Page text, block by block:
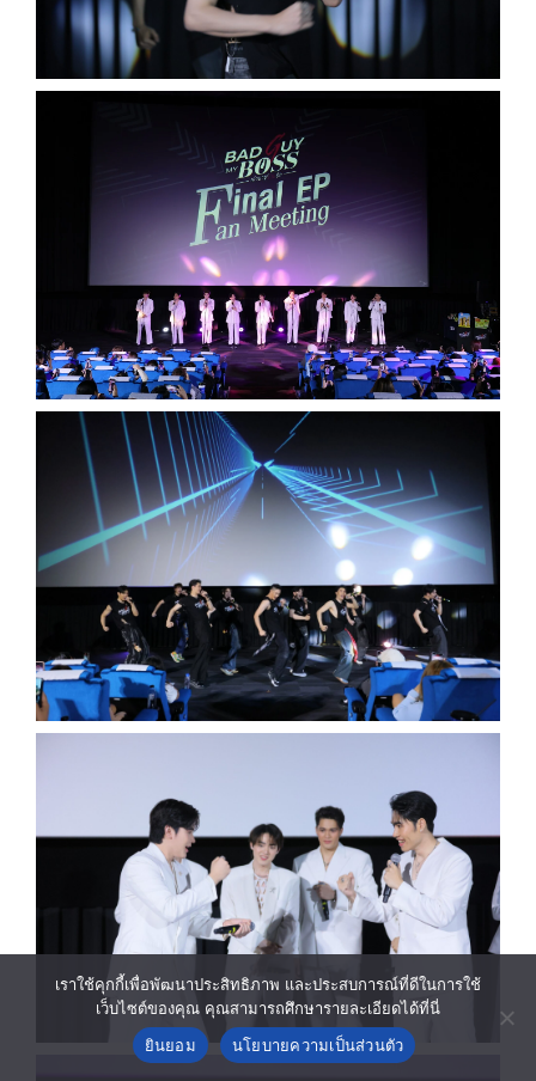
เราใช้คุกกี้เพื่อพัฒนาประสิทธิภาพ และประสบการณ์ที่ดีในการใช้
เว็บไซต์ของคุณ คุณสามารถศึกษารายละเอียดได้ที่นี่
ยินยอม
นโยบายความเป็นส่วนตัว